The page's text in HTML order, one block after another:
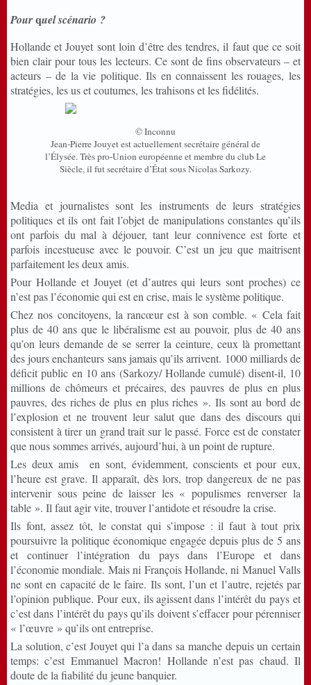
Pourquel scénario ?
Hollande et Jouyet sont loin d’être des tendres, il faut que ce soit
bien clair pour tous les lecteurs. Ce sont de fins observateurs – et
acteurs – de la vie politique. Ils en connaissent les rouages, les
stratégies, les us et coutumes, les trahisons et les fidélités.
© Inconnu
Jean-Pierre Jouyet est actuellement secrétaire général de
l’Élysée. Très pro-Union européenne et membre du club Le
Siècle, il fut secrétaire d’État sous Nicolas Sarkozy.
Media et journalistes sont les instruments de leurs stratégies
politiques et ils ont fait l’objet de manipulations constantes qu’ils
ont parfois du mal à déjouer, tant leur connivence est forte et
parfois incestueuse avec le pouvoir. C’est un jeu que maitrisent
parfaitement les deux amis.
Pour Hollande et Jouyet (et d’autres qui leurs sont proches) ce
n’est pas l’économie qui est en crise, mais le système politique.
Chez nos concitoyens, la rancœur est à son comble. « Cela fait
plus de 40 ans que le libéralisme est au pouvoir, plus de 40 ans
qu’on leurs demande de se serrer la ceinture, ceux là promettant
des jours enchanteurs sans jamais qu’ils arrivent. 1000 milliards de
déficit public en 10 ans (Sarkozy/ Hollande cumulé) disent-il, 10
millions de chômeurs et précaires, des pauvres de plus en plus
pauvres, des riches de plus en plus riches ». Ils sont au bord de
l’explosion et ne trouvent leur salut que dans des discours qui
consistent à tirer un grand trait sur le passé. Force est de constater
que nous sommes arrivés, aujourd’hui, à un point de rupture.
Les deux amis en sont, évidemment, conscients et pour eux,
l’heure est grave. Il apparaît, dès lors, trop dangereux de ne pas
intervenir sous peine de laisser les « populismes renverser la
table ». Il faut agir vite, trouver l’antidote et résoudre la crise.
Ils font, assez tôt, le constat qui s’impose : il faut à tout prix
poursuivre la politique économique engagée depuis plus de 5 ans
et continuer l’intégration du pays dans l’Europe et dans
l’économie mondiale. Mais ni François Hollande, ni Manuel Valls
ne sont en capacité de le faire. Ils sont, l’un et l’autre, rejetés par
l’opinion publique. Pour eux, ils agissent dans l’intérêt du pays et
c’est dans l’intérêt du pays qu’ils doivent s’effacer pour pérenniser
« l’œuvre » qu’ils ont entreprise.
La solution, c’est Jouyet qui l’a dans sa manche depuis un certain
temps: c’est Emmanuel Macron! Hollande n’est pas chaud. Il
doute de la fiabilité du jeune banquier.